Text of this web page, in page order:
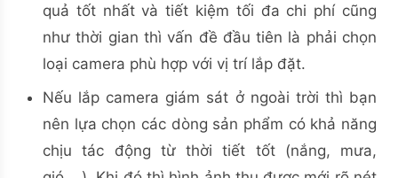
quả tốt nhất và tiết kiệm tối đa chi phí cũng
như thời gian thì vấn đề đầu tiên là phải chọn
loại camera phù hợp với vị trí lắp đặt.
Nếu lắp camera giám sát ở ngoài trời thì bạn
nên lựa chọn các dòng sản phẩm có khả năng
chịu tác động từ thời tiết tốt (nắng, mưa,